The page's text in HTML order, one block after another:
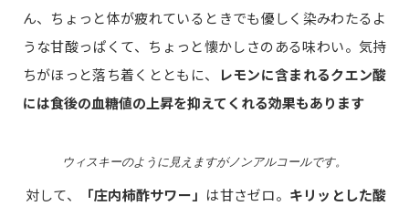
ん、ちょっと体が疲れているときでも優しく染みわたるよ
うな甘酸っぱくて、ちょっと懐かしさのある味わい。気持
ちがほっと落ち着くとともに、
レモンに含まれるクエン酸
には食後の血糖値の上昇を抑えてくれる効果もあります
ウィスキーのように見えますがノンアルコールです。
対して、 「庄内柿酢サワー」 は甘さゼロ。 キリッとした酸